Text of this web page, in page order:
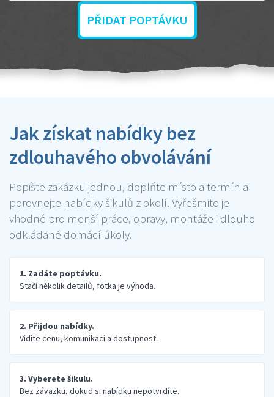
PŘIDAT POPTÁVKU
Jak získat nabídky bez
zdlouhavého obvolávání
Popište zakázku jednou, doplňte místo a termín a
porovnejte nabídky šikulů z okolí. Vyřešmito je
vhodné pro menší práce, opravy, montáže i dlouho
odkládané domácí úkoly.
1. Zadáte poptávku.
Stačí několik detailů, fotka je výhoda.
2. Přijdou nabídky.
Vidíte cenu, komunikaci a dostupnost.
3. Vyberete šikulu.
Bez závazku, dokud si nabídku nepotvrdíte.